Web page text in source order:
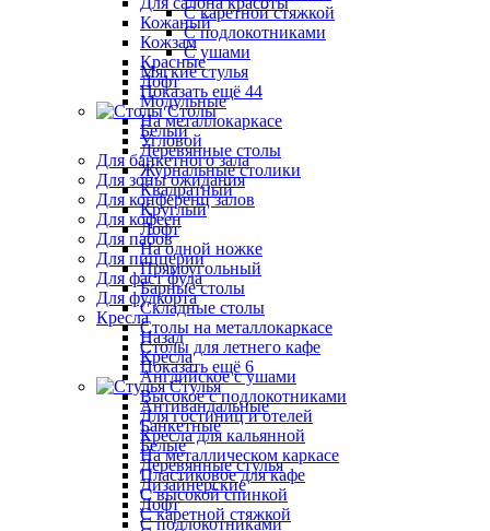
С каретной стяжкой
С подлокотниками
С ушами
Мягкие стулья
Показать ещё 44
Столы
Белый
Деревянные столы
Журнальные столики
Квадратный
Круглый
Лофт
На одной ножке
Прямоугольный
Барные столы
Складные столы
Столы на металлокаркасе
Столы для летнего кафе
Показать ещё 6
Стулья
Антивандальные
Банкетные
Белые
Деревянные стулья
Дизайнерские
Лофт
С подлокотниками
Кожаный
Кожзам
Красные
Лофт
Модульные
На металлокаркасе
Угловой
Для банкетного зала
Для зоны ожидания
Для конференц залов
Для кофеен
Для пабов
Для пиццерии
Для фаст фуда
Для фудкорта
Кресла
Назад
Кресла
Английское с ушами
Высокое с подлокотниками
Для гостиниц и отелей
Кресла для кальянной
На металлическом каркасе
Пластиковое для кафе
С высокой спинкой
С каретной стяжкой